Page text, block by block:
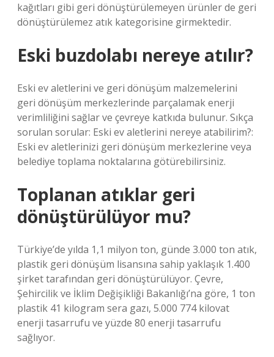
kağıtları gibi geri dönüştürülemeyen ürünler de geri
dönüştürülemez atık kategorisine girmektedir.
Eski buzdolabı nereye atılır?
Eski ev aletlerini ve geri dönüşüm malzemelerini
geri dönüşüm merkezlerinde parçalamak enerji
verimliliğini sağlar ve çevreye katkıda bulunur. Sıkça
sorulan sorular: Eski ev aletlerini nereye atabilirim?:
Eski ev aletlerinizi geri dönüşüm merkezlerine veya
belediye toplama noktalarına götürebilirsiniz.
Toplanan atıklar geri
dönüştürülüyor mu?
Türkiye’de yılda 1,1 milyon ton, günde 3.000 ton atık,
plastik geri dönüşüm lisansına sahip yaklaşık 1.400
şirket tarafından geri dönüştürülüyor. Çevre,
Şehircilik ve İklim Değişikliği Bakanlığı’na göre, 1 ton
plastik 41 kilogram sera gazı, 5.000 774 kilovat
enerji tasarrufu ve yüzde 80 enerji tasarrufu
sağlıyor.